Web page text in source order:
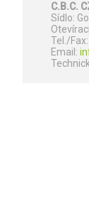
C.B.C.
Sídlo:
Tel./
Email: